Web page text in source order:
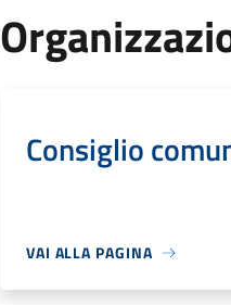
Consiglio
VAI ALLA PAGINA